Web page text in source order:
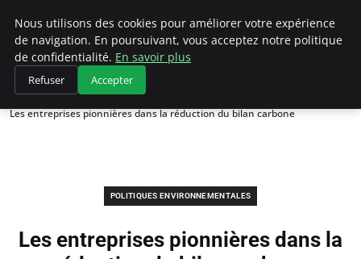
Climategatecountryclub.com
Accueil
Politiques environnementales
Les entreprises pionnières dans la réduction du bilan carbone
POLITIQUES ENVIRONNEMENTALES
Les entreprises pionnières dans la
Nous utilisons des cookies pour améliorer votre expérience
de navigation. En poursuivant, vous acceptez notre politique
de confidentialité. En savoir plus
Refuser Accepter